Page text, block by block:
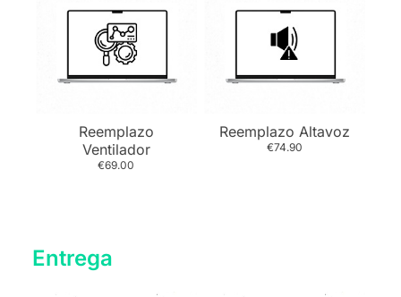
Reemplazo
Ventilador
€69.00
Reemplazo Altavoz
€74.90
Entrega